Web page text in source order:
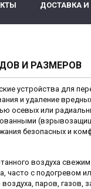
ДОСТАВКА И
И РАЗМЕРОВ
устройства для
и удаление
осевых или
безопасных и
воздуха
часто с подогревом
воздуха, паров, газов,